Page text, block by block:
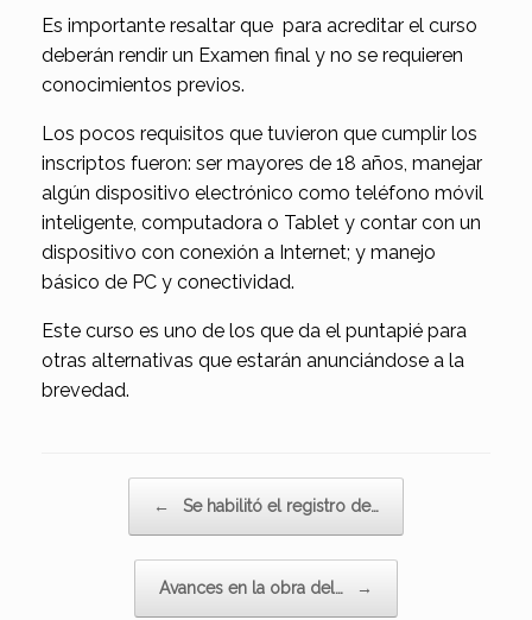
Es importante resaltar que para acreditar el curso
deberán rendir un Examen final y no se requieren
conocimientos previos.
Los pocos requisitos que tuvieron que cumplir los
inscriptos fueron: ser mayores de 18 años, manejar
algún dispositivo electrónico como teléfono móvil
inteligente, computadora o Tablet y contar con un
dispositivo con conexión a Internet; y manejo
básico de PC y conectividad.
Este curso es uno de los que da el puntapié para
otras alternativas que estarán anunciándose a la
brevedad.
← Se habilitó el registro de…
Avances en la obra del… →